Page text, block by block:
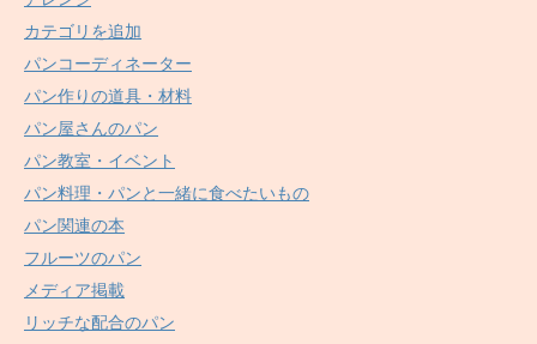
カテゴリを追加
パンコーディネーター
パン作りの道具・材料
パン屋さんのパン
パン教室・イベント
パン料理・パンと一緒に食べたいもの
パン関連の本
フルーツのパン
メディア掲載
リッチな配合のパン